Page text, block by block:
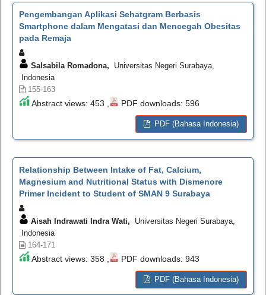
Pengembangan Aplikasi Sehatgram Berbasis
Smartphone dalam Mengatasi dan Mencegah Obesitas
pada Remaja
Salsabila Romadona, Universitas Negeri Surabaya,
Indonesia
155-163
Abstract views: 453 , PDF downloads: 596
PDF (Bahasa Indonesia)
Relationship Between Intake of Fat, Calcium,
Magnesium and Nutritional Status with Dismenore
Primer Incident to Student of SMAN 9 Surabaya
Aisah Indrawati Indra Wati, Universitas Negeri Surabaya,
Indonesia
164-171
Abstract views: 358 , PDF downloads: 943
PDF (Bahasa Indonesia)